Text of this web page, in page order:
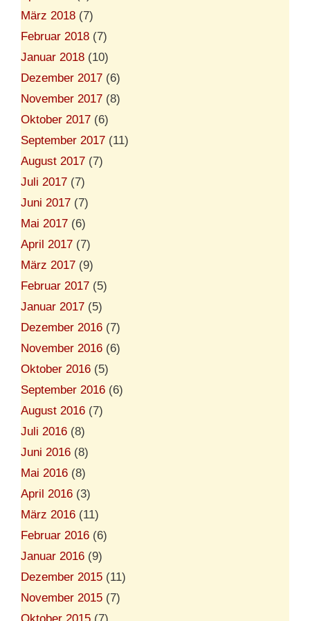
März 2018 (7)
Februar 2018 (7)
Januar 2018 (10)
Dezember 2017 (6)
November 2017 (8)
Oktober 2017 (6)
September 2017 (11)
August 2017 (7)
Juli 2017 (7)
Juni 2017 (7)
Mai 2017 (6)
April 2017 (7)
März 2017 (9)
Februar 2017 (5)
Januar 2017 (5)
Dezember 2016 (7)
November 2016 (6)
Oktober 2016 (5)
September 2016 (6)
August 2016 (7)
Juli 2016 (8)
Juni 2016 (8)
Mai 2016 (8)
April 2016 (3)
März 2016 (11)
Februar 2016 (6)
Januar 2016 (9)
Dezember 2015 (11)
November 2015 (7)